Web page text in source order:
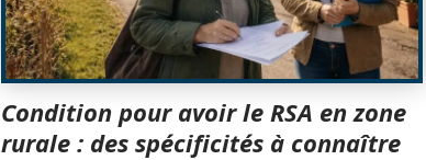
Condition pour avoir le RSA en zone
rurale : des spécificités à connaître